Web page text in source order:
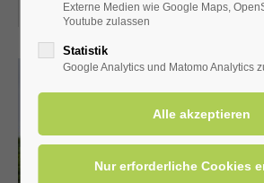
ORT: SCHÄFERKÄMPER
Externe Medien wie Google Maps,
Youtube zulassen
Statistik
Google Analytics und Matomo Analytics